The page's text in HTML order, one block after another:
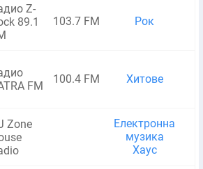
Z-
89.1
103.7 FM Рок
FM
100.4 FM Хитове
Zone
Електронна
музика
Хаус